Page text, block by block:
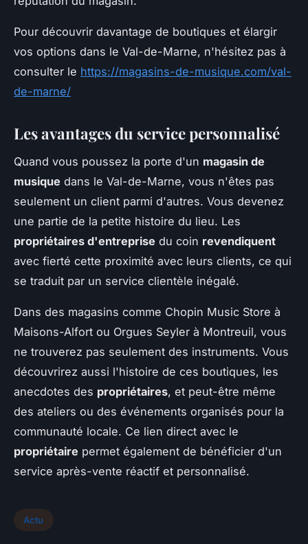
Pour découvrir davantage de boutiques et élargir
vos options dans le Val-de-Marne, n'hésitez pas à
consulter le https://magasins-de-musique.com/val-
de-marne/
Les avantages du service personnalisé
Quand vous poussez la porte d'un magasin de
musique dans le Val-de-Marne, vous n'êtes pas
seulement un client parmi d'autres. Vous devenez
une partie de la petite histoire du lieu. Les
propriétaires d'entreprise du coin revendiquent
avec fierté cette proximité avec leurs clients, ce qui
se traduit par un service clientèle inégalé.
Dans des magasins comme Chopin Music Store à
Maisons-Alfort ou Orgues Seyler à Montreuil, vous
ne trouverez pas seulement des instruments. Vous
découvrirez aussi l'histoire de ces boutiques, les
anecdotes des propriétaires, et peut-être même
des ateliers ou des événements organisés pour la
communauté locale. Ce lien direct avec le
propriétaire permet également de bénéficier d'un
service après-vente réactif et personnalisé.
Actu